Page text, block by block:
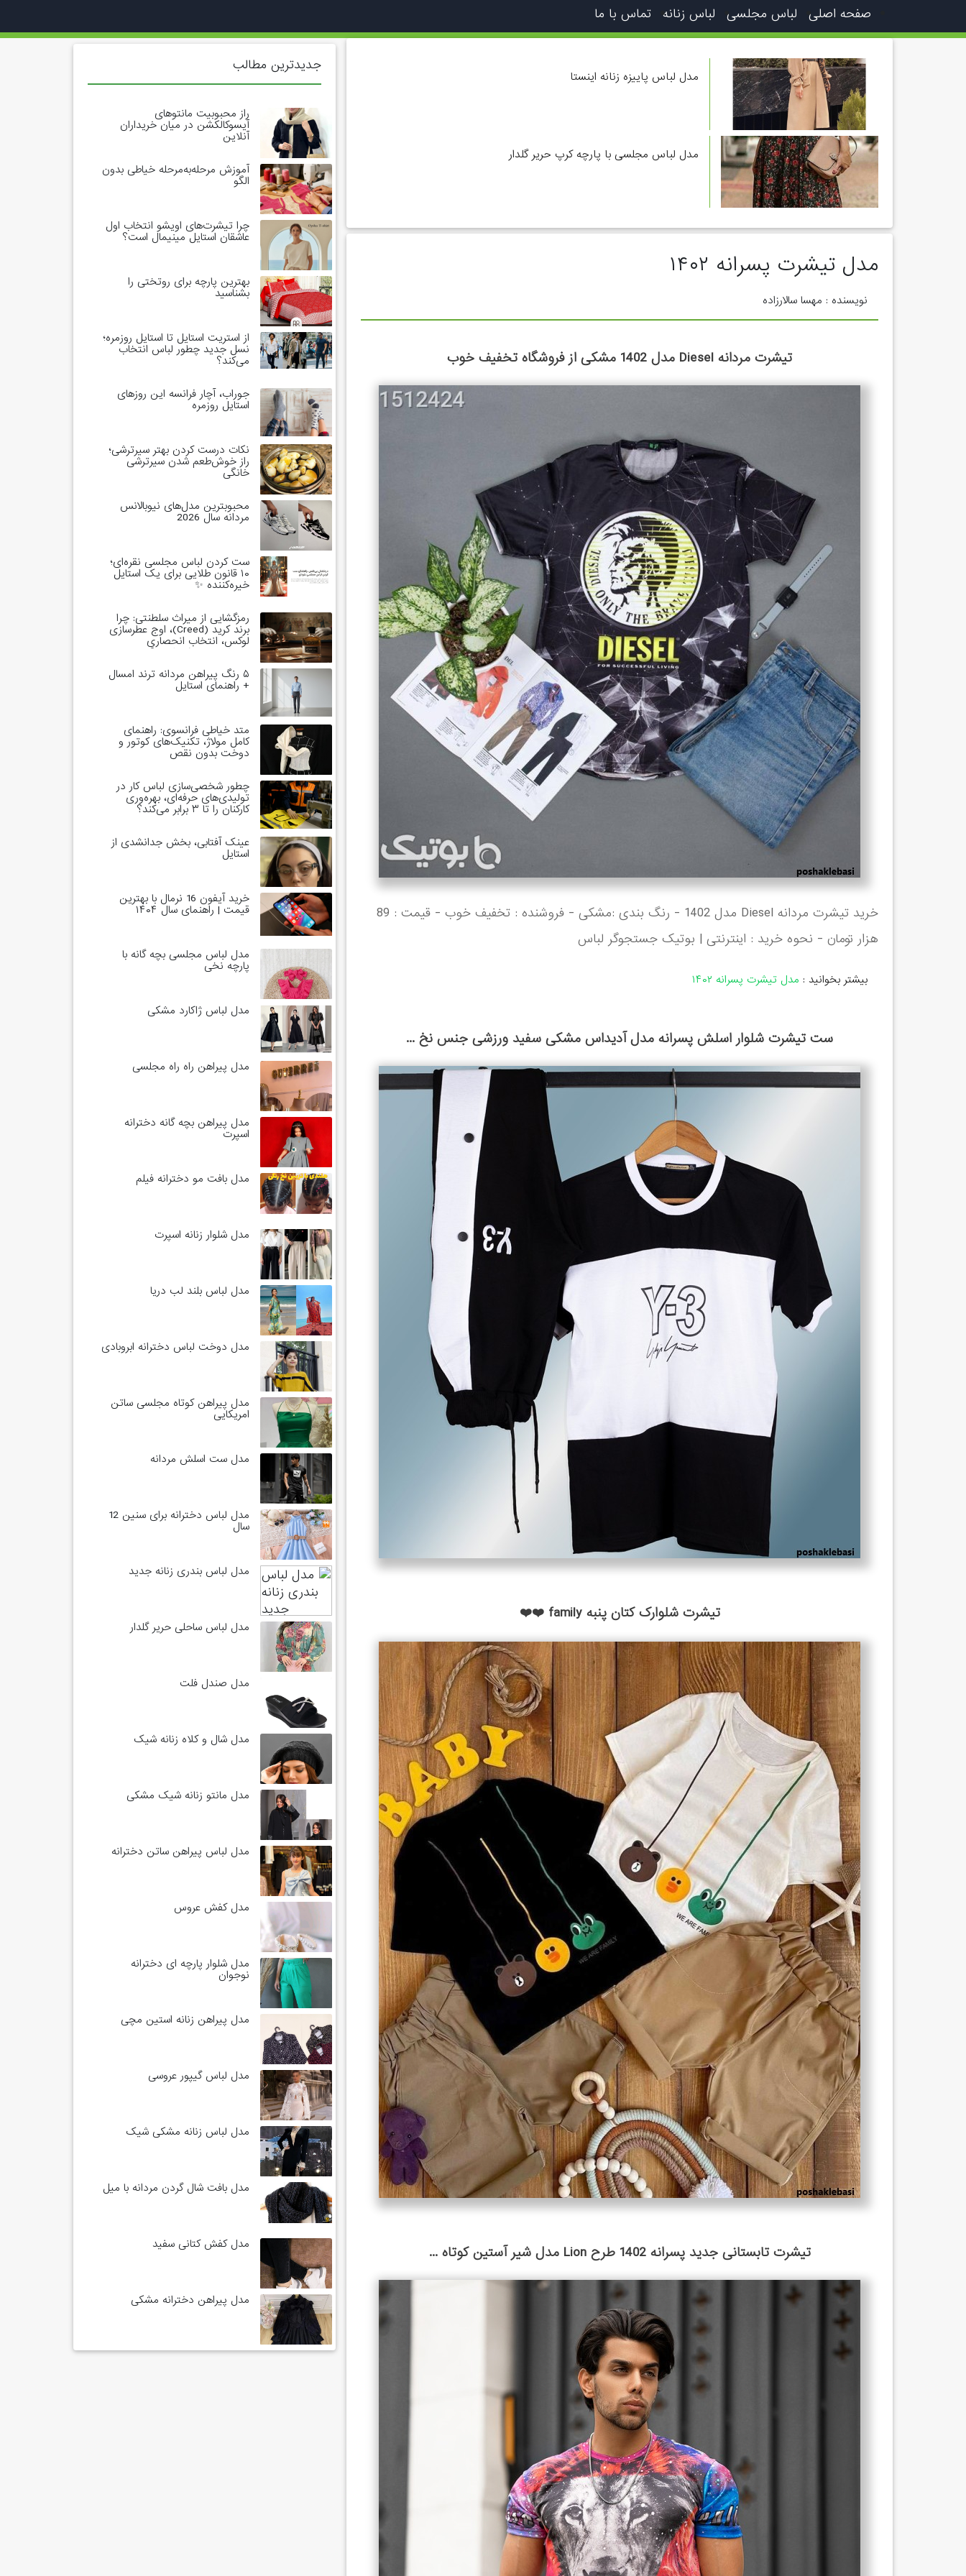
صفحه اصلی لباس مجلسی لباس زنانه تماس با ما
مدل لباس پاییزه زنانه اینستا
مدل لباس مجلسی با پارچه کرپ حریر گلدار
مدل تیشرت پسرانه ۱۴۰۲
نویسنده : مهسا سالارزاده
تیشرت مردانه Diesel مدل 1402 مشکی از فروشگاه تخفیف خوب
خرید تیشرت مردانه Diesel مدل 1402 - رنگ بندی :مشکی - فروشنده : تخفیف خوب - قیمت : 89
هزار تومان - نحوه خرید : اینترنتی | بوتیک جستجوگر لباس
بیشتر بخوانید : مدل تیشرت پسرانه ۱۴۰۲
ست تیشرت شلوار اسلش پسرانه مدل آدیداس مشکی سفید ورزشی جنس نخ ...
تیشرت شلوارک کتان پنبه family ❤️❤️
تیشرت تابستانی جدید پسرانه 1402 طرح Lion مدل شیر آستین کوتاه ...
جدیدترین مطالب
راز محبوبیت مانتوهای
آیسوکالکشن در میان خریداران
آنلاین
آموزش مرحله‌به‌مرحله خیاطی بدون
الگو
چرا تیشرت‌های اویشو انتخاب اول
عاشقان استایل مینیمال است؟
بهترین پارچه برای روتختی را
بشناسید
از استریت استایل تا استایل روزمره؛
نسل جدید چطور لباس انتخاب
می‌کند؟
جوراب، آچار فرانسه این روزهای
استایل روزمره
نکات درست کردن بهتر سیرترشی؛
راز خوش‌طعم شدن سیرترشی
خانگی
محبوبترین مدل‌های نیوبالانس
مردانه سال 2026
ست کردن لباس مجلسی نقره‌ای؛
۱۰ قانون طلایی برای یک استایل
خیره‌کننده ✨
رمزگشایی از میراث سلطنتی: چرا
برند کرید (Creed)، اوج عطرسازی
لوکس، انتخاب انحصاری
خاندان‌های حاکم است؟
۵ رنگ پیراهن مردانه ترند امسال
+ راهنمای استایل
متد خیاطی فرانسوی: راهنمای
کامل مولاژ، تکنیک‌های کوتور و
دوخت بدون نقص
چطور شخصی‌سازی لباس کار در
تولیدی‌های حرفه‌ای، بهره‌وری
کارکنان را تا ۳ برابر می‌کند؟
عینک آفتابی، بخش جدانشدی از
استایل
خرید آیفون 16 نرمال با بهترین
قیمت | راهنمای سال ۱۴۰۴
مدل لباس مجلسی بچه گانه با
پارچه نخی
مدل لباس ژاکارد مشکی
مدل پیراهن راه راه مجلسی
مدل پیراهن بچه گانه دخترانه
اسپرت
مدل بافت مو دخترانه فیلم
مدل شلوار زنانه اسپرت
مدل لباس بلند لب دریا
مدل دوخت لباس دخترانه ابروبادی
مدل پیراهن کوتاه مجلسی ساتن
امریکایی
مدل ست اسلش مردانه
مدل لباس دخترانه برای سنین 12
سال
مدل لباس بندری زنانه جدید
مدل لباس ساحلی حریر گلدار
مدل صندل فلت
مدل شال و کلاه زنانه شیک
مدل مانتو زنانه شیک مشکی
مدل لباس پیراهن ساتن دخترانه
مدل کفش عروس
مدل شلوار پارچه ای دخترانه
نوجوان
مدل پیراهن زنانه استین مچی
مدل لباس گیپور عروسی
مدل لباس زنانه مشکی شیک
مدل بافت شال گردن مردانه با میل
مدل کفش کتانی سفید
مدل پیراهن دخترانه مشکی